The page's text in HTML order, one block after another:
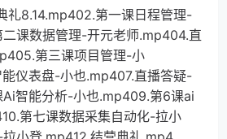
礼8.14.mp402.第一课日程管理-
课数据管理-开元老师.mp404.直
第三课项目管理-小
仪表盘-小也.mp407.直播答疑-
智能分析-小也.mp409.第6课ai
第七课数据采集自动化-拉小